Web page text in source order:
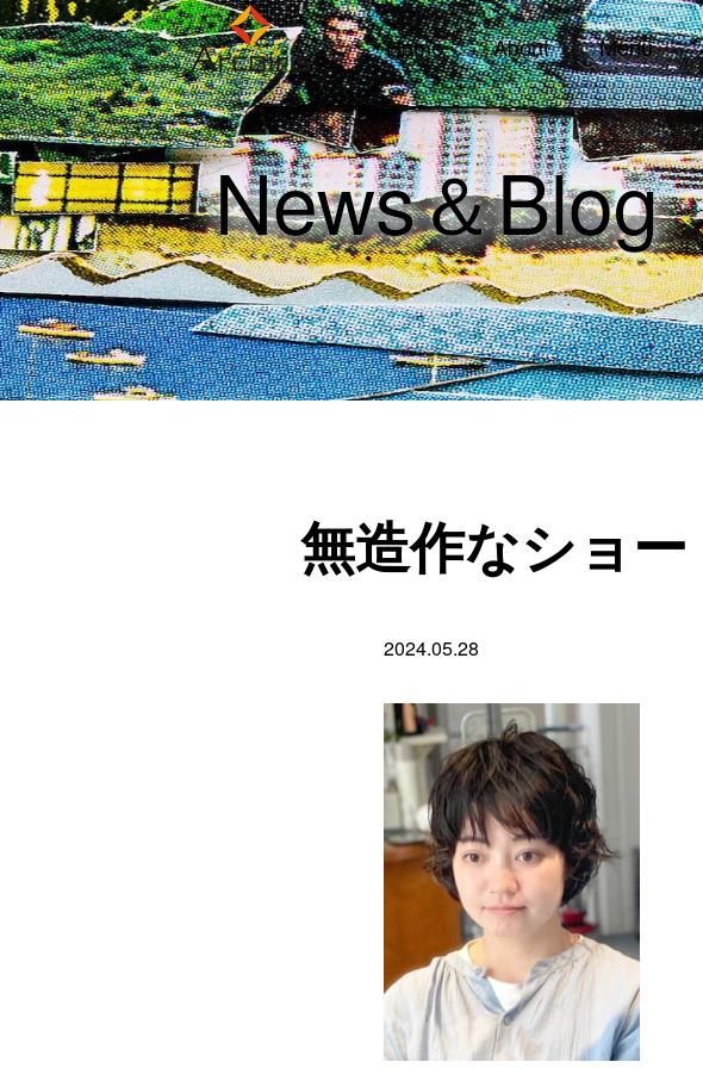
Home About Menu
News＆Blog
無造作なショ
2024.05.28